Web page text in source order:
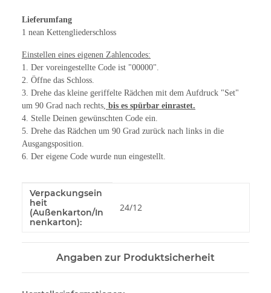
Lieferumfang
1 nean Kettengliederschloss
Einstellen eines eigenen Zahlencodes:
1. Der voreingestellte Code ist "00000".
2. Öffne das Schloss.
3. Drehe das kleine geriffelte Rädchen mit dem Aufdruck "Set"
um 90 Grad nach rechts, bis es spürbar einrastet.
4. Stelle Deinen gewünschten Code ein.
5. Drehe das Rädchen um 90 Grad zurück nach links in die
Ausgangsposition.
6. Der eigene Code wurde nun eingestellt.
Produkteigenschaft
Wert
Verpackungsein
heit
(Außenkarton/In
nenkarton):
24/12
Angaben zur Produktsicherheit